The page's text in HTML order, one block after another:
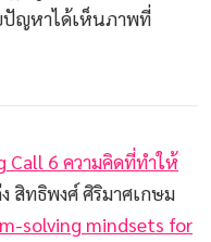
ปัญหาได้เห็นภาพที่
Call 6 ความคิดที่ทำให้
สิทธิพงศ์ ศิริมาศเกษม
solving mindsets for